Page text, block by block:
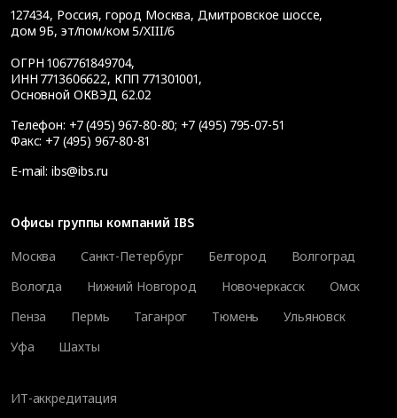
127434, Россия, город Москва, Дмитровское шоссе,
дом 9Б, эт/пом/ком 5/XIII/6
ОГРН 1067761849704,
ИНН 7713606622, КПП 771301001,
Основной ОКВЭД 62.02
Телефон: +7 (495) 967-80-80; +7 (495) 795-07-51
Факс: +7 (495) 967-80-81
E-mail: ibs@ibs.ru
Офисы группы компаний IBS
Москва
Санкт-Петербург Белгород
Волгоград
Вологда
Нижний Новгород Новочеркасск
Омск
Пенза
Пермь Таганрог Тюмень
Ульяновск
Уфа
Шахты
ИТ-аккредитация